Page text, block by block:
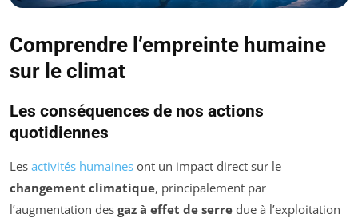
Comprendre l’empreinte humaine
sur le climat
Les conséquences de nos actions
quotidiennes
Les activités humaines ont un impact direct sur le
changement climatique, principalement par
l’augmentation des gaz à effet de serre due à l’exploitation